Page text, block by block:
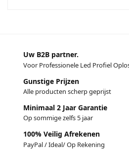
Uw B2B partner.
Voor Professionele Led Profiel
Gunstige Prijzen
Alle producten scherp geprijst
Minimaal 2 Jaar Garantie
Op sommige zelfs 5 jaar
100% Veilig Afrekenen
PayPal / Ideal/ Op Rekening